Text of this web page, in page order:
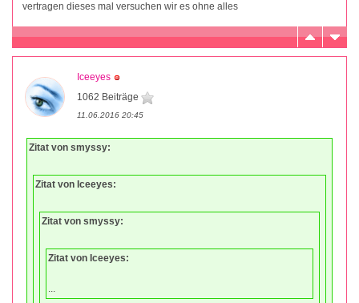
vertragen dieses mal versuchen wir es ohne alles
Iceeyes
1062 Beiträge
11.06.2016 20:45
Zitat von smyssy:
Zitat von Iceeyes:
Zitat von smyssy:
Zitat von Iceeyes:
...